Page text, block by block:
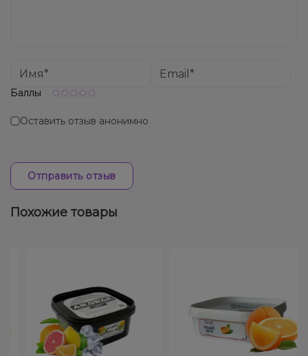
Баллы
Оставить отзыв анонимно
Отправить отзыв
Похожие товары